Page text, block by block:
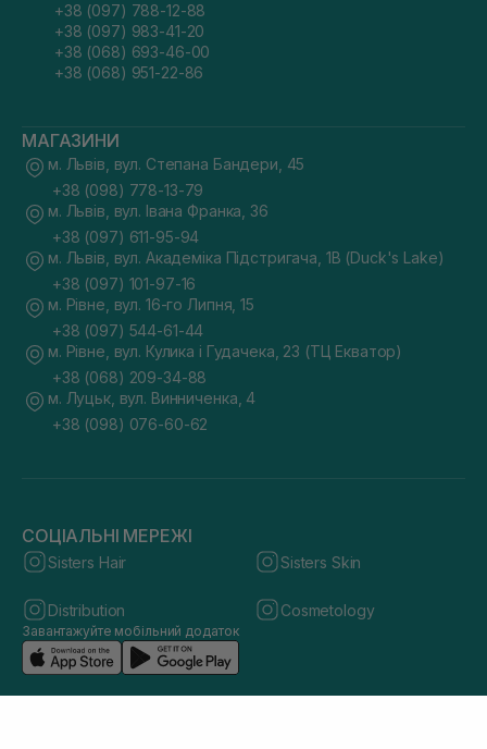
+38 (097) 788-12-88
+38 (097) 983-41-20
+38 (068) 693-46-00
+38 (068) 951-22-86
МАГАЗИНИ
м. Львів, вул. Степана Бандери, 45
+38 (098) 778-13-79
м. Львів, вул. Івана Франка, 36
+38 (097) 611-95-94
м. Львів, вул. Академіка Підстригача, 1В (Duck's Lake)
+38 (097) 101-97-16
м. Рівне, вул. 16-го Липня, 15
+38 (097) 544-61-44
м. Рівне, вул. Кулика і Гудачека, 23 (ТЦ Екватор)
+38 (068) 209-34-88
м. Луцьк, вул. Винниченка, 4
+38 (098) 076-60-62
СОЦІАЛЬНІ МЕРЕЖІ
Sisters Hair Sisters Skin
Distribution Cosmetology
Завантажуйте мобільний додаток